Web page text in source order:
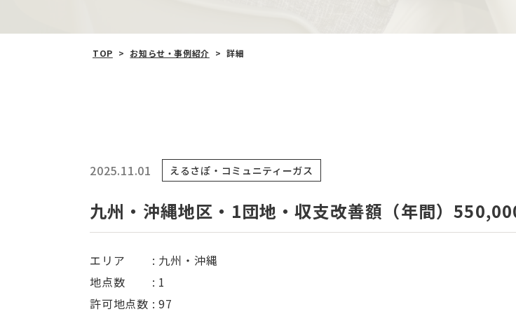
TOP > お知らせ‧事例紹介 > 詳細
2025.11.01 えるさぽ・コミュニティーガス
九州・沖縄地区・1団地・収支改善額（年間）
エリア : 九州・沖縄
地点数 : 1
許可地点数 : 97